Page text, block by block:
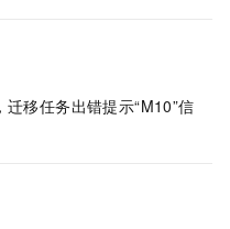
迁移任务出错提示“M10”信